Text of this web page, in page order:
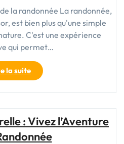
la randonnée La randonnée,
est bien plus qu'une simple
C'est une expérience
qui permet…
la suite"Les
merveilles
des
Explorez
la
: Vivez l’Aventure